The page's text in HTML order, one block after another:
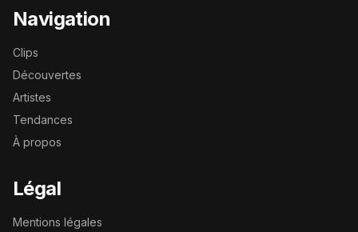
Navigation
Clips
Découvertes
Artistes
Tendances
À propos
Légal
Mentions légales